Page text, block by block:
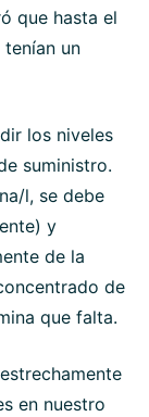
que hasta el
un
los niveles
suministro.
l, se debe
y
de la
de
que falta.
en nuestro